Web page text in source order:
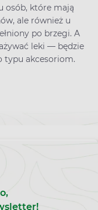
osób, które mają
ale również u
po brzegi. A
leki — będzie
typu akcesoriom.